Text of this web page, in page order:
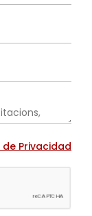
Privacidad